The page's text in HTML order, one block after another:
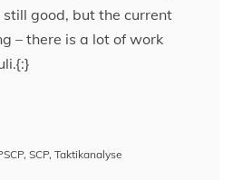
good, but the current
– there is a lot of work
, SCP, Taktikanalyse